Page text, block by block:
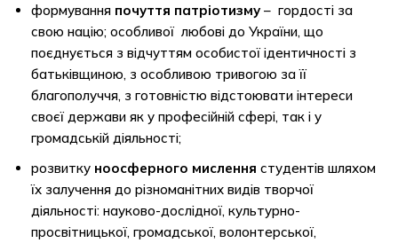
формування почуття патріотизму – гордості за
свою націю; особливої любові до України, що
поєднується з відчуттям особистої ідентичності з
батьківщиною, з особливою тривогою за її
благополуччя, з готовністю відстоювати інтереси
своєї держави як у професійній сфері, так і у
громадській діяльності;
розвитку ноосферного мислення студентів шляхом
їх залучення до різноманітних видів творчої
діяльності: науково-дослідної, культурно-
просвітницької, громадської, волонтерської,